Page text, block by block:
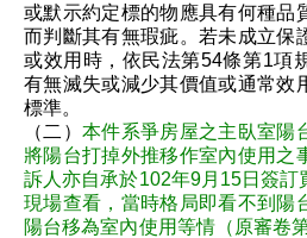
或默示約定標的物應具有何種品
而判斷其有無瑕疵。若未成立保
或效用時，依民法第54條第1項
有無滅失或減少其價值或通常效
標準。
（二） 本件系爭房屋之主臥室陽
將陽台打掉外推移作室內使用之
訴人亦自承於102年9月15日簽訂
現場查看，當時格局即看不到陽
陽台移為室內使用等情（原審卷